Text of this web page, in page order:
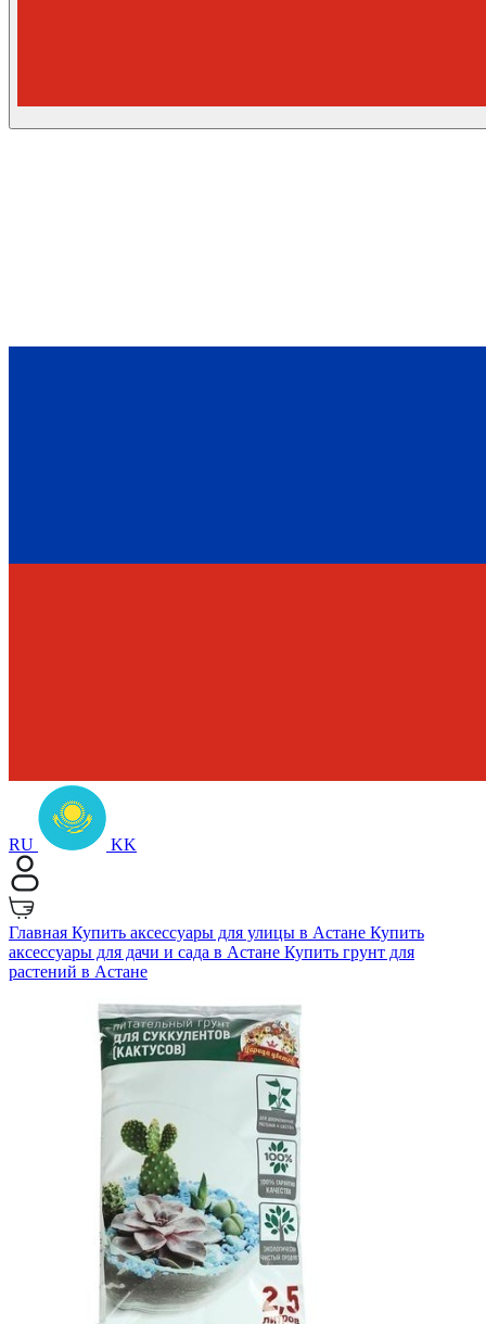
RU KK
Главная Купить аксессуары для улицы в Астане Купить
аксессуары для дачи и сада в Астане Купить грунт для
растений в Астане